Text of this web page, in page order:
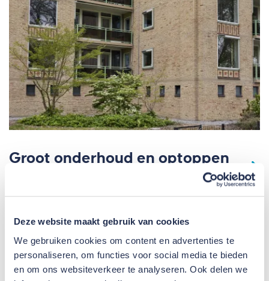
Deze website maakt gebruik van cookies
We gebruiken cookies om content en advertenties te
personaliseren, om functies voor social media te bieden
en om ons websiteverkeer te analyseren. Ook delen we
Groot onderhoud en optoppen